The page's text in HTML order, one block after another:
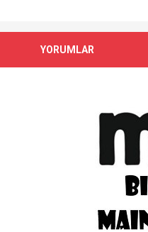
YORUMLAR